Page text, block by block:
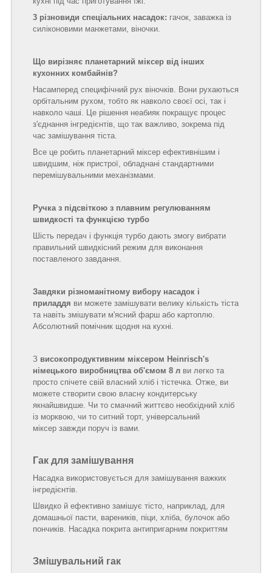
3 різновиди спеціальних насадок: гачок, заважка із
силіконовими манжетами, віночки.
Що вирізняє планетарний міксер від інших
кухонних комбайнів?
Насамперед специфічний рух віночків. Вони рухаються
орбітальним рухом, тобто як навколо своєї осі, так і
навколо чаші. Це рішення неабияк покращує процес
з'єднання інгредієнтів, що так важливо, зокрема під
час замішування тіста.
Все це робить планетарний міксер ефективнішим і
швидшим, ніж пристрої, обладнані стандартними
перемішувальними механізмами.
Ручка з підсвіткою з плавним регулюванням
швидкості та функцією турбо
Шість передач і функція турбо дають змогу вибрати
правильний швидкісний режим для виконання
поставленого завдання.
Завдяки різноманітному вибору насадок і
приладдя ви можете замішувати велику кількість тіста
та навіть змішувати м'ясний фарш або картоплю.
Абсолютний помічник щодня на кухні.
З високопродуктивним міксером Heinrisch's
німецького виробництва об'ємом 8 л ви легко та
просто спічете свій власний хліб і тістечка. Отже, ви
можете створити свою власну кондитерську
якнайшвидше. Чи то смачний життєво необхідний хліб
із морквою, чи то ситний торт, універсальний
міксер завжди поруч із вами.
Гак для замішування
Насадка використовується для замішування важких
інгредієнтів.
Швидко й ефективно замішує тісто, наприклад, для
домашньої пасти, вареників, піци, хліба, булочок або
пончиків. Насадка покрита антипригарним покриттям
Змішувальний гак